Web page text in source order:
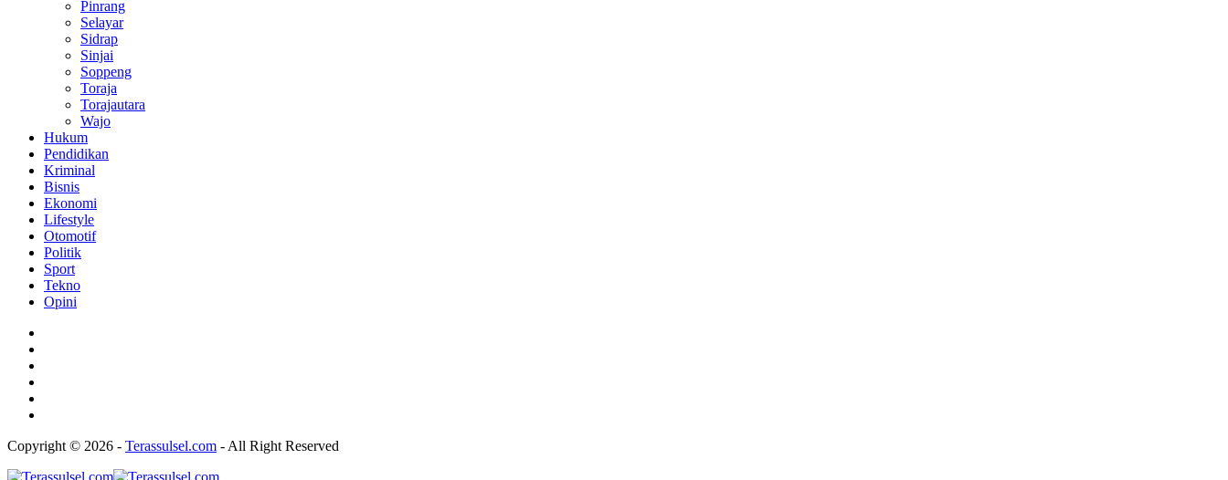
Pinrang
Selayar
Sidrap
Sinjai
Soppeng
Toraja
Torajautara
Wajo
Hukum
Pendidikan
Kriminal
Bisnis
Ekonomi
Lifestyle
Otomotif
Politik
Sport
Tekno
Opini
Copyright © 2026 - Terassulsel.com - All Right Reserved